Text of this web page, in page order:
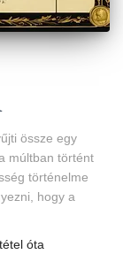
össze egy
múltban történt
történelme
hogy a
óta